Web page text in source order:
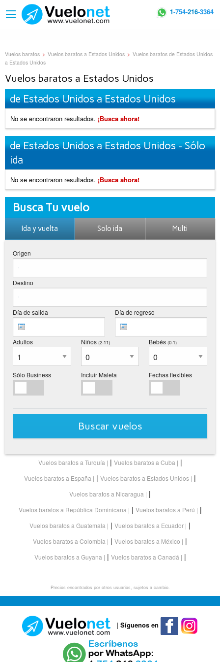
1-754-216-3364
Vuelos baratos > Vuelos baratos a Estados Unidos > Vuelos baratos de Estados Unidos
a Estados Unidos
Vuelos baratos a Estados Unidos
de Estados Unidos a Estados Unidos
No se encontraron resultados. ¡Busca ahora!
de Estados Unidos a Estados Unidos - Sólo
ida
No se encontraron resultados. ¡Busca ahora!
Busca Tu vuelo
Ida y vuelta Solo ida Multi
Origen
Destino
Día de salida Día de regreso
Adultos Niños (2-11) Bebés(0-1)
Sólo Business Incluir Maleta Fechas flexibles
Buscar vuelos
Vuelos baratos a Turquía | Vuelos baratos a Cuba |
Vuelos baratos a España | Vuelos baratos a Estados Unidos |
Vuelos baratos a Nicaragua |
Vuelos baratos a República Dominicana | Vuelos baratos a Perú |
Vuelos baratos a Guatemala | Vuelos baratos a Ecuador |
Vuelos baratos a Colombia | Vuelos baratos a México |
Vuelos baratos a Guyana | Vuelos baratos a Canadá |
Precios encontrados por otros usuarios, sujetos a cambio.
| Síguenos en